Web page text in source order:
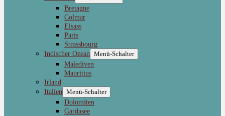
Bretagne
Colmar
Elsass
Paris
Strassbourg
Indischer Ozean Menü-Schalter
Malediven
Mauritius
Irland
Italien Menü-Schalter
Dolomiten
Gardasee